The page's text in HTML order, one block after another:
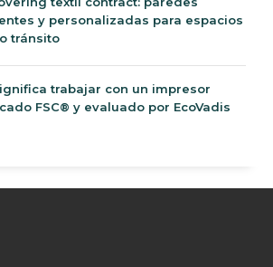
y personalizadas para espacios
tránsito
trabajar con un impresor
FSC® y evaluado por EcoVadis